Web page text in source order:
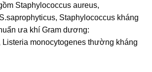
Staphylococcus aureus,
Staphylococcus kháng
ưa khí Gram dương:
Listeria monocytogenes thường kháng